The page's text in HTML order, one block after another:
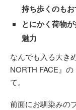
持ち歩くのも
とにかく荷物
魅力
なんでも入る大き
NORTH FACE』
て。
前面にお馴染みの